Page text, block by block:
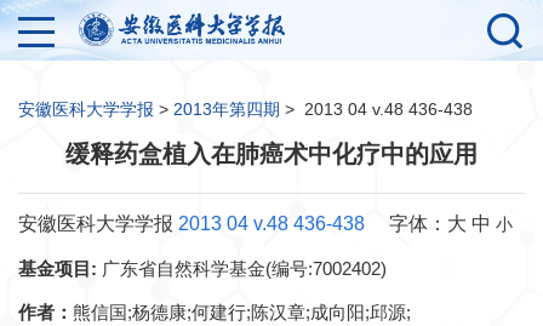
安徽医科大学学报 > 2013年第四期 > 2013 04 v.48 436-438
缓释药盒植入在肺癌术中化疗中的应用
安徽医科大学学报 2013 04 v.48 436-438 字体： 大 中 小
基金项目: 广东省自然科学基金(编号:7002402)
作者： 熊信国;杨德康;何建行;陈汉章;成向阳;邱源;